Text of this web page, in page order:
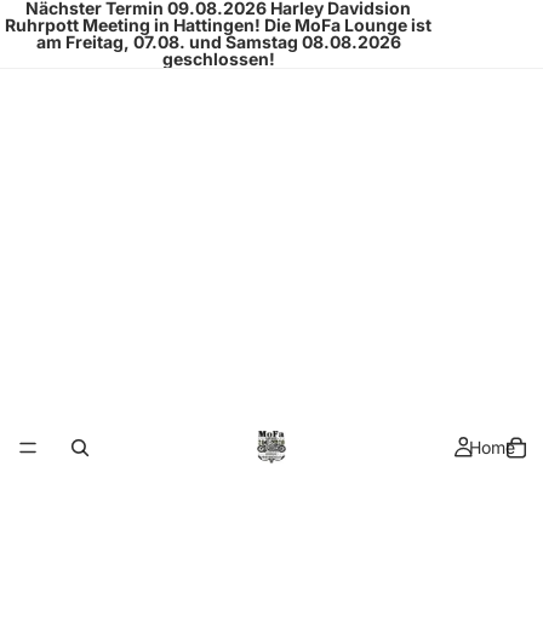
Nächster Termin 09.08.2026 Harley Davidsion
Ruhrpott Meeting in Hattingen! Die MoFa Lounge ist
am Freitag, 07.08. und Samstag 08.08.2026
geschlossen!
Home